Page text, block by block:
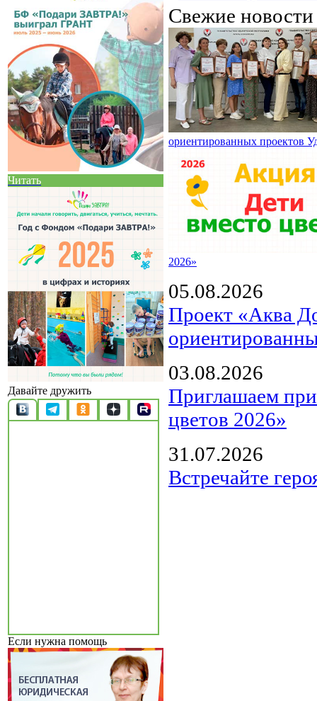
Читать
Давайте дружить
Если нужна помощь
Свежие
ориентированных проектов
2026»
05.08.2026
Проект «Аква
03.08.2026
Приглашаем
цветов 2026»
31.07.2026
Встречайте